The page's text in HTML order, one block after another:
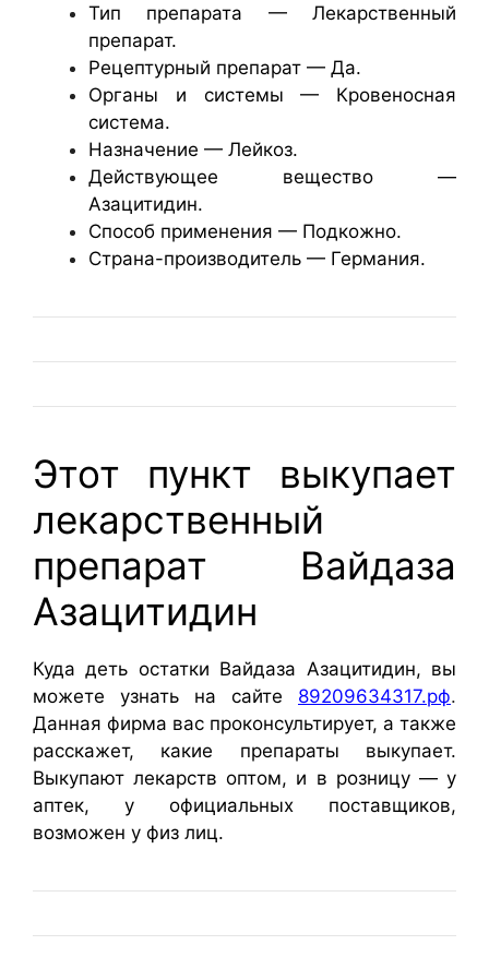
Тип препарата — Лекарственный
препарат.
Рецептурный препарат — Да.
Органы и системы — Кровеносная
система.
Назначение — Лейкоз.
Действующее вещество —
Азацитидин.
Способ применения — Подкожно.
Страна-производитель — Германия.
Этот пункт выкупает
лекарственный
препарат Вайдаза
Азацитидин
Куда деть остатки Вайдаза Азацитидин, вы
можете узнать на сайте
89209634317.рф.
Данная фирма вас проконсультирует, а также
расскажет, какие препараты выкупает.
Выкупают лекарств оптом, и в розницу — у
аптек, у официальных поставщиков,
возможен у физ лиц.